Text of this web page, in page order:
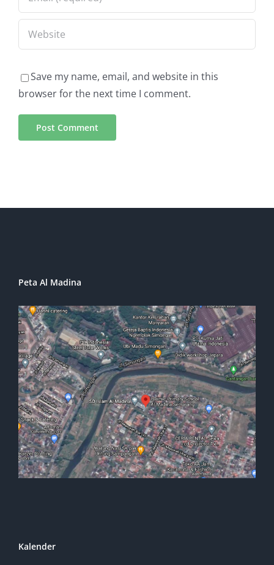
Save my name, email, and website in this
browser for the next time I comment.
Peta Al Madina
Kalender